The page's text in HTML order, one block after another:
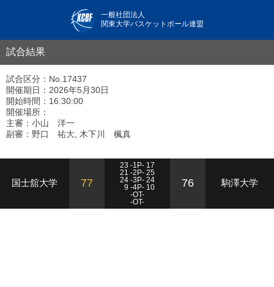
一般社団法人
関東大学バスケットボール連盟
試合結果
試合区分：No.17437
開催期日：2026年5月30日
開始時間：16:30:00
開催場所：
主審：小山 洋一
副審：野口 祐大, 木下川 楓真
国士舘大学 77
23 -1P- 17
21 -2P- 25
24 -3P- 24
9 -4P- 10
-OT-
-OT-
76 駒澤大学